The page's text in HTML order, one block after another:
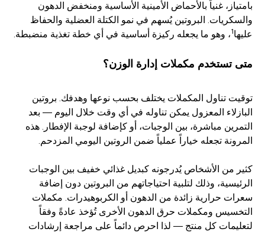
بامتياز، غنياً بالأحماض الأمينية الأساسية ومنخفض الدهون
والسكريات. البروتين يُسهم في نمو الكتلة العضلية والحفاظ
عليها1، وهو ما يجعله ركيزة أساسية في أي خطة تغذية منضبطة.
متى تستخدم مكملات إدارة الوزن؟
توقيت تناول المكملات يختلف بحسب نوعها وهدفك. بروتين
البازلاء المعزول يمكن تناوله في أي وقت خلال اليوم — بعد
التمرين مباشرة، بين الوجبات، أو كإضافة لوجبة الإفطار. هذه
المرونة تجعله خياراً عملياً ضمن الروتين اليومي المزدحم.
كثير من الأشخاص يُدرجونه كبديل غذائي خفيف بين الوجبات
الرئيسية، وذلك لتلبية احتياجاتهم من البروتين دون إضافة
سعرات حرارية زائدة من الدهون أو الكربوهيدرات. مكملات
التخسيس ومكملات حرق الدهون الأخرى تُؤخذ عادةً وفقاً
لتعليمات كل منتج — لذا احرص دائماً على مراجعة إرشادات